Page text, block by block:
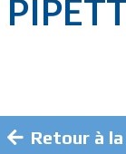
Retour à